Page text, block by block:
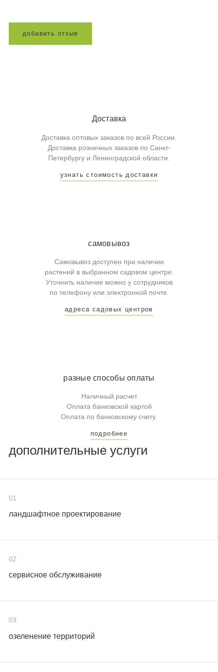
добавит ь отз ыв
Доставка
Доставка оптовых заказов по всей России.
Доставка розничных заказов по Санкт-
Петербургу и Ленинградской области.
узнать стоимость доставки
самовывоз
Самовывоз доступен при наличии
растений в выбранном садовом центре.
Уточнить наличие можно у сотрудников
по телефону или электронной почте.
адреса садовых центров
разные способы оплаты
Наличный расчет
Оплата банковской картой
Оплата по банковскому счету.
подробнее
дополнительные услуги
01
ландшафтное проектирование
02
сервисное обслуживание
03
озеленение территорий